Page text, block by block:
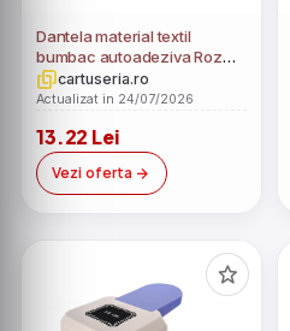
Dantela material textil
bumbac autoadeziva Roz
palcartuseria.ro
Actualizat in 24/07/2026
13.22 Lei
Vezi oferta